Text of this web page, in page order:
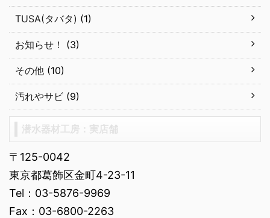
TUSA(タバタ) (1)
お知らせ！ (3)
その他 (10)
汚れやサビ (9)
潜水器材工房：実店舗
〒125-0042
東京都葛飾区金町4-23-11
Tel：03-5876-9969
Fax：03-6800-2263